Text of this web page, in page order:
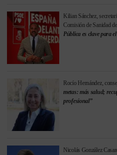
Kilian Sánchez,
Comisión de Sanidad
Pública es clave para
Rocío Hernández,
metas: más salud;
profesional”
Nicolás González